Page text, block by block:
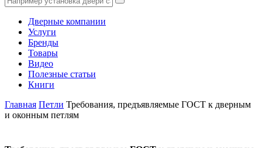
Дверные компании
Услуги
Бренды
Товары
Видео
Полезные статьи
Книги
Главная Петли Требования, предъявляемые ГОСТ к дверным
и оконным петлям